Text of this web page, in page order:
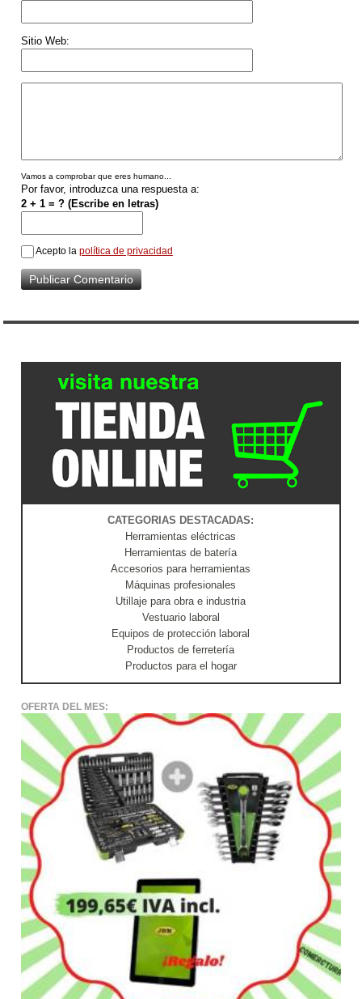
Sitio Web:
Vamos a comprobar que eres humano...
Por favor, introduzca una respuesta a:
2 + 1 = ? (Escribe en letras)
Acepto la política de privacidad
CATEGORIAS DESTACADAS:
Herramientas eléctricas
Herramientas de batería
Accesorios para herramientas
Máquinas profesionales
Utillaje para obra e industria
Vestuario laboral
Equipos de protección laboral
Productos de ferretería
Productos para el hogar
OFERTA DEL MES: